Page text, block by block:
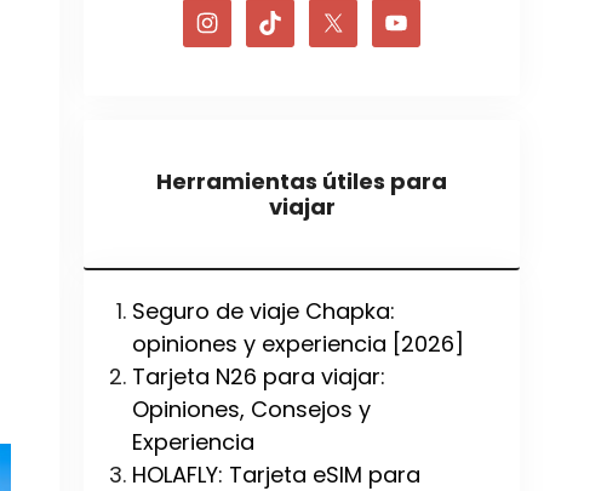
Herramientas útiles para
viajar
Seguro de viaje Chapka:
opiniones y experiencia [2026]
Tarjeta N26 para viajar:
Opiniones, Consejos y
Experiencia
HOLAFLY: Tarjeta eSIM para